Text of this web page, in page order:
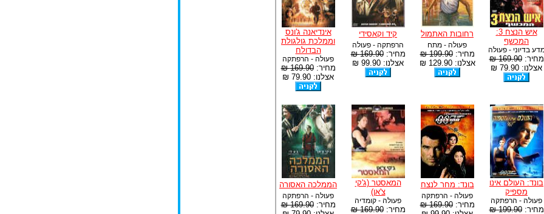
איש הנצח 3:
המכשף
בדיוני - פעולה
מחיר:169.90 ₪
אצלנו: 79.90 ₪
רחובות האתמול
פעולה - מתח
מחיר:199.90 ₪
אצלנו: 129.90 ₪
קיד וקאסידי
הרפתקה - פעולה
מחיר:169.90 ₪
אצלנו: 99.90 ₪
אינדיאנה ג'ונס
וממלכת גולגולת
הבדולח
פעולה - הרפתקה
מחיר:169.90 ₪
אצלנו: 79.90 ₪
בונד: העולם אינו
מספיק
פעולה - הרפתקה
מחיר:199.90 ₪
בונד: מחר לנצח
פעולה - הרפתקה
מחיר:169.90 ₪
המאסטר (ג'קי
צ'אן)
פעולה - קומדיה
מחיר:169.90 ₪
הממלכה האסורה
פעולה - הרפתקה
מחיר:169.90 ₪